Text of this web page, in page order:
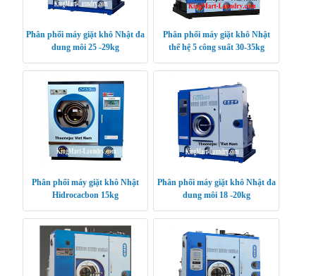
Phân phối máy giặt khô Nhật đa
dung môi 25 -29kg
Phân phối máy giặt khô Nhật
thế hệ 5 công suất 30-35kg
Phân phối máy giặt khô Nhật
Hidrocacbon 15kg
Phân phối máy giặt khô Nhật đa
dung môi 18 -20kg